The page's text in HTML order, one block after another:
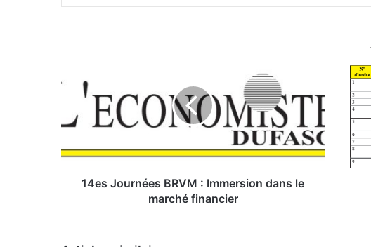
o
r
14es Journées BRVM : Immersion dans le
marché financier
n
e
n